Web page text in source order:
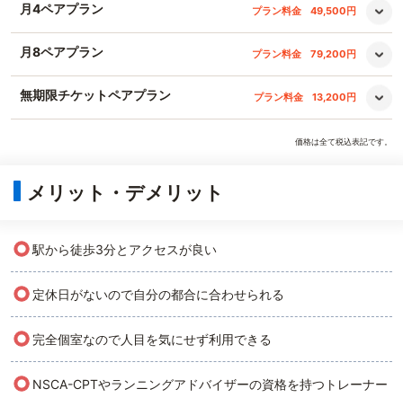
月4ペアプラン プラン料金 49,500円
月8ペアプラン プラン料金 79,200円
無期限チケットペアプラン プラン料金 13,200円
価格は全て税込表記です。
メリット・デメリット
○駅から徒歩3分とアクセスが良い
○ 定休日がないので自分の都合に合わせられる
○ 完全個室なので人目を気にせず利用できる
○ NSCA-CPTやランニングアドバイザーの資格を持つトレーナー